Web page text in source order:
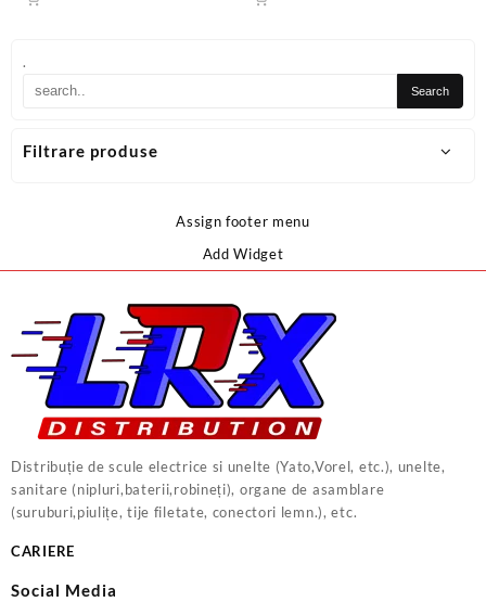
.
Filtrare produse
Assign footer menu
Add Widget
Distribuție de scule electrice si unelte (Yato,Vorel, etc.), unelte,
sanitare (nipluri,baterii,robineți), organe de asamblare
(suruburi,piulițe, tije filetate, conectori lemn.), etc.
CARIERE
Social Media